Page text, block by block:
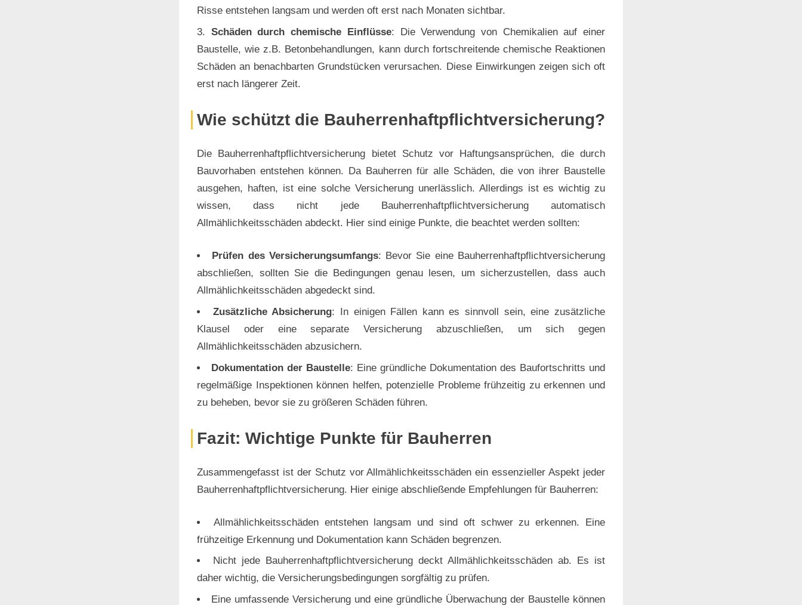
Risse entstehen langsam und werden oft erst nach Monaten sichtbar.
Schäden durch chemische Einflüsse: Die Verwendung von Chemikalien auf einer
Baustelle, wie z.B. Betonbehandlungen, kann durch fortschreitende chemische Reaktionen
Schäden an benachbarten Grundstücken verursachen. Diese Einwirkungen zeigen sich oft
erst nach längerer Zeit.
Wie schützt die Bauherrenhaftpflichtversicherung?
Die Bauherrenhaftpflichtversicherung bietet Schutz vor Haftungsansprüchen, die durch
Bauvorhaben entstehen können. Da Bauherren für alle Schäden, die von ihrer Baustelle
ausgehen, haften, ist eine solche Versicherung unerlässlich. Allerdings ist es wichtig zu
wissen, dass nicht jede Bauherrenhaftpflichtversicherung automatisch
Allmählichkeitsschäden abdeckt. Hier sind einige Punkte, die beachtet werden sollten:
Prüfen des Versicherungsumfangs: Bevor Sie eine Bauherrenhaftpflichtversicherung
abschließen, sollten Sie die Bedingungen genau lesen, um sicherzustellen, dass auch
Allmählichkeitsschäden abgedeckt sind.
Zusätzliche Absicherung: In einigen Fällen kann es sinnvoll sein, eine zusätzliche
Klausel oder eine separate Versicherung abzuschließen, um sich gegen
Allmählichkeitsschäden abzusichern.
Dokumentation der Baustelle: Eine gründliche Dokumentation des Baufortschritts und
regelmäßige Inspektionen können helfen, potenzielle Probleme frühzeitig zu erkennen und
zu beheben, bevor sie zu größeren Schäden führen.
Fazit: Wichtige Punkte für Bauherren
Zusammengefasst ist der Schutz vor Allmählichkeitsschäden ein essenzieller Aspekt jeder
Bauherrenhaftpflichtversicherung. Hier einige abschließende Empfehlungen für Bauherren:
Allmählichkeitsschäden entstehen langsam und sind oft schwer zu erkennen. Eine
frühzeitige Erkennung und Dokumentation kann Schäden begrenzen.
Nicht jede Bauherrenhaftpflichtversicherung deckt Allmählichkeitsschäden ab. Es ist
daher wichtig, die Versicherungsbedingungen sorgfältig zu prüfen.
Eine umfassende Versicherung und eine gründliche Überwachung der Baustelle können